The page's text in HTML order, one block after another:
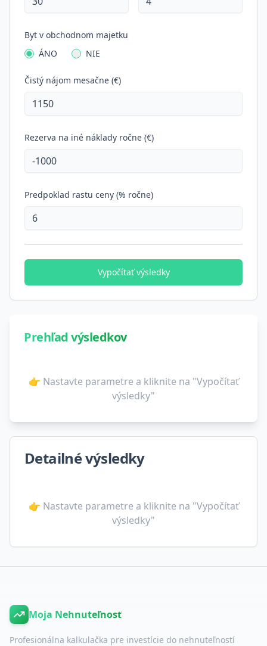
Byt v obchodnom majetku
ÁNO
NIE
Čistý nájom mesačne (€)
Rezerva na iné náklady ročne (€)
Predpoklad rastu ceny (% ročne)
Vypočítať výsledky
Prehľad výsledkov
👉 Nastavte parametre a kliknite na "Vypočítať
výsledky"
Detailné výsledky
👉 Nastavte parametre a kliknite na "Vypočítať
výsledky"
Moja Nehnuteľnosť
Profesionálna kalkulačka pre investície do nehnuteľností